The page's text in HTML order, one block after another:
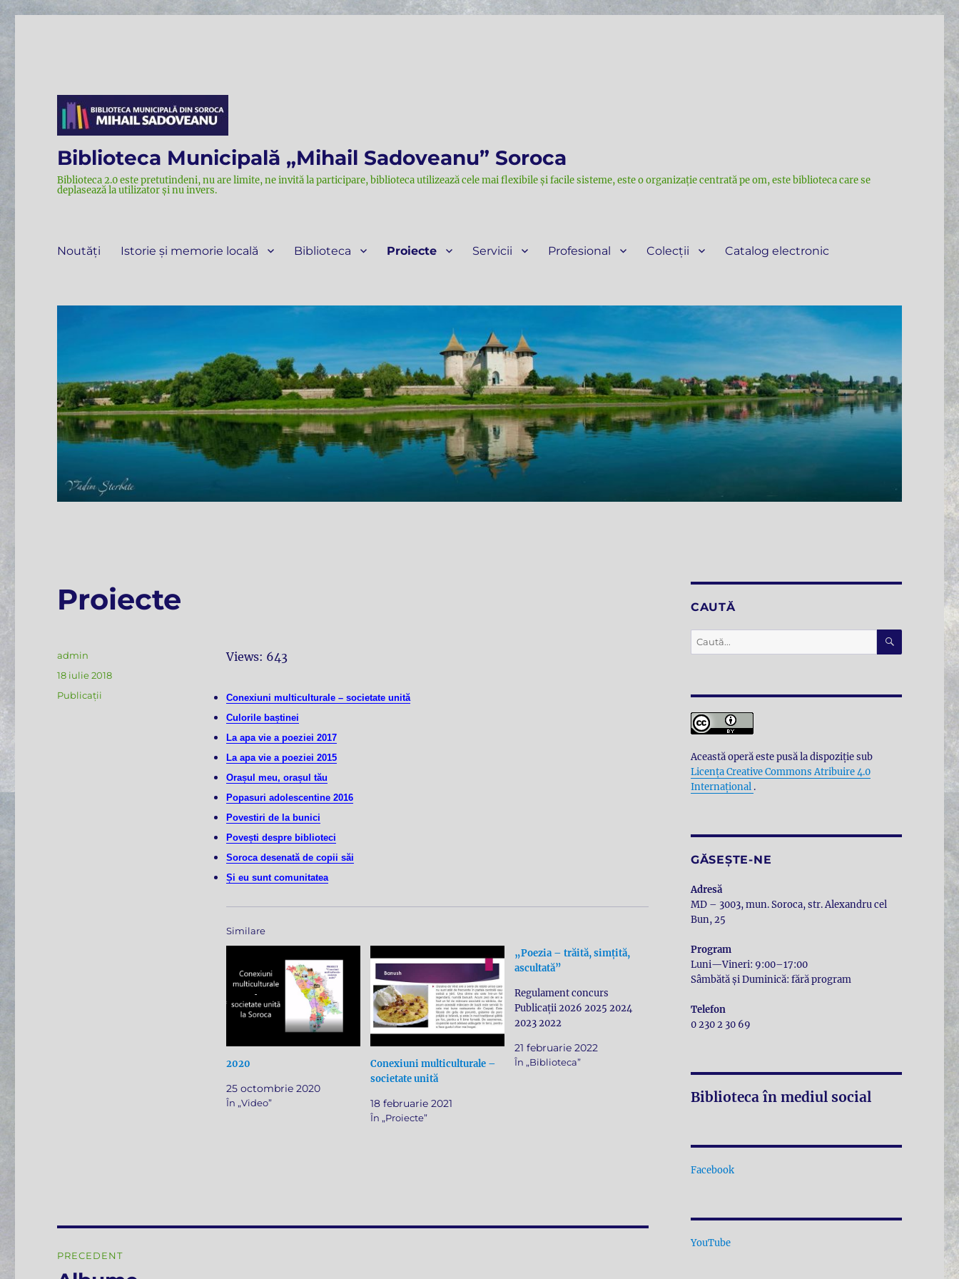
Biblioteca Municipală „Mihail Sadoveanu” Soroca
Biblioteca 2.0 este pretutindeni, nu are limite, ne invită la participare, biblioteca utilizează cele mai flexibile și facile sisteme, este o organizație centrată pe om, este biblioteca care se
deplasează la utilizator și nu invers.
Noutăți Istorie și memorie locală Biblioteca Proiecte Servicii Profesional Colecții Catalog electronic
Proiecte
Views: 643
Conexiuni multiculturale – societate unită
Culorile baștinei
La apa vie a poeziei 2017
La apa vie a poeziei 2015
Orașul meu, orașul tău
Popasuri adolescentine 2016
Povestiri de la bunici
Povești despre biblioteci
Soroca desenată de copii săi
Și eu sunt comunitatea
Similare
2020
25 octombrie 2020
În „Video”
Conexiuni multiculturale –
societate unită
18 februarie 2021
În „Proiecte”
„Poezia – trăită, simțită,
ascultată”
Regulament concurs
Publicații 2026 2025 2024
2023 2022
21 februarie 2022
În „Biblioteca”
Autor
admin
Publicat
18 iulie 2018
Categorii
Publicații
în
PRECEDENT
CAUTĂ
Caută
după:
CĂUTARE
Această operă este pusă la dispoziţie sub
Licenţa Creative Commons Atribuire 4.0
Internațional .
GĂSEȘTE-NE
Adresă
MD – 3003, mun. Soroca, str. Alexandru cel
Bun, 25
Program
Luni—Vineri: 9:00–17:00
Sâmbătă și Duminică: fără program
Telefon
0 230 2 30 69
Biblioteca în mediul social
Facebook
YouTube